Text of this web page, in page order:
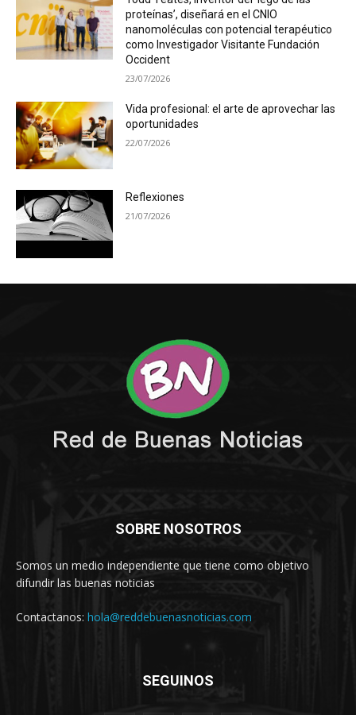
proteínas’, diseñará en el CNIO
nanomoléculas con potencial terapéutico
como Investigador Visitante Fundación
Occident
23/07/2026
Vida profesional: el arte de aprovechar las
oportunidades
22/07/2026
Reflexiones
21/07/2026
SOBRE NOSOTROS
Somos un medio independiente que tiene como objetivo
difundir las buenas noticias
Contactanos: hola@reddebuenasnoticias.com
SEGUINOS